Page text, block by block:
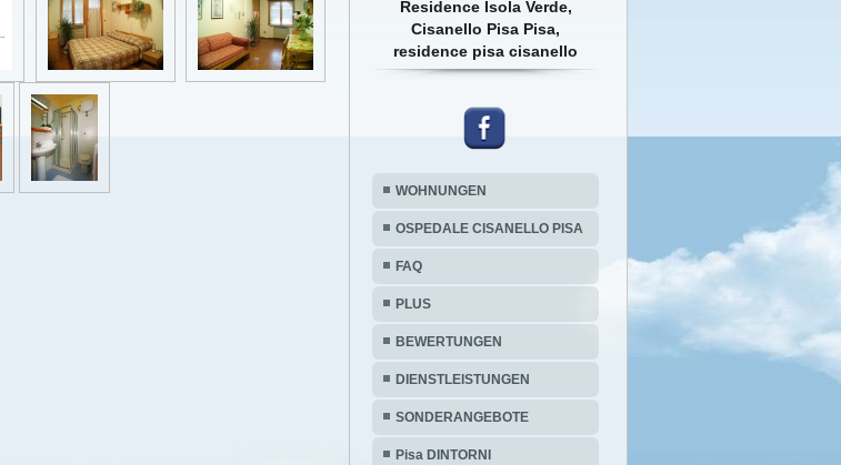
Residence Isola Verde,
Cisanello Pisa Pisa,
residence pisa cisanello
WOHNUNGEN
OSPEDALE CISANELLO PISA
FAQ
PLUS
BEWERTUNGEN
DIENSTLEISTUNGEN
SONDERANGEBOTE
Pisa DINTORNI